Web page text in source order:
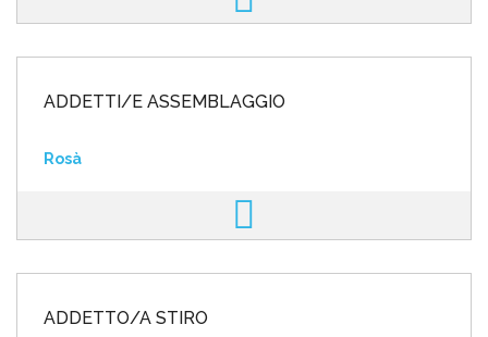
ADDETTI/E ASSEMBLAGGIO
Rosà
ADDETTO/A STIRO